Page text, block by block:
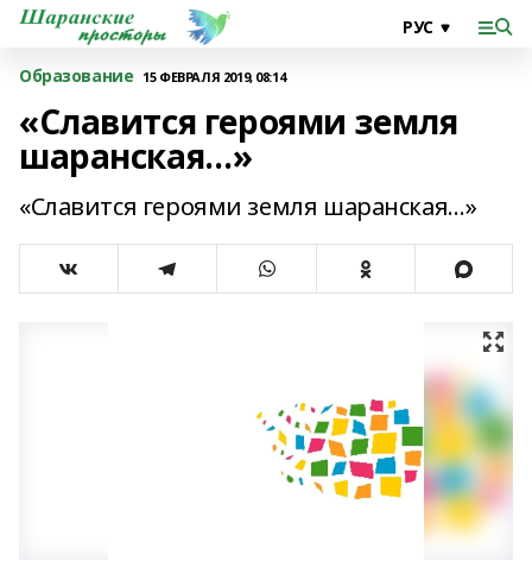
Образование 15 ФЕВРАЛЯ 2019, 08:14
«Славится героями земля
шаранская…»
«Славится героями земля шаранская…»